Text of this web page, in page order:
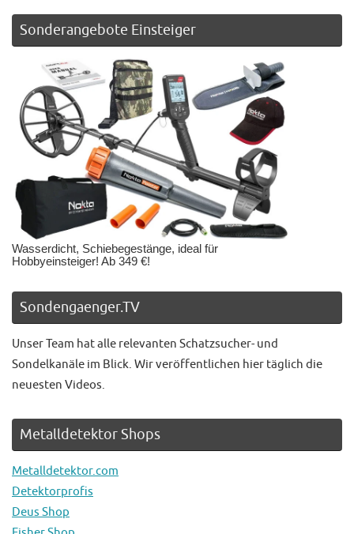
Sonderangebote Einsteiger
Wasserdicht, Schiebegestänge, ideal für
Hobbyeinsteiger! Ab 349 €!
Sondengaenger.TV
Unser Team hat alle relevanten Schatzsucher- und
Sondelkanäle im Blick. Wir veröffentlichen hier täglich die
neuesten Videos.
Metalldetektor Shops
Metalldetektor.com
Detektorprofis
Deus Shop